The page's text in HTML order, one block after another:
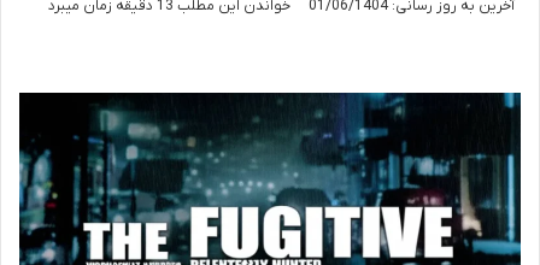
آخرین به روز رسانی: 01/06/1404 خواندن این مطلب 13 دقیقه زمان میبرد